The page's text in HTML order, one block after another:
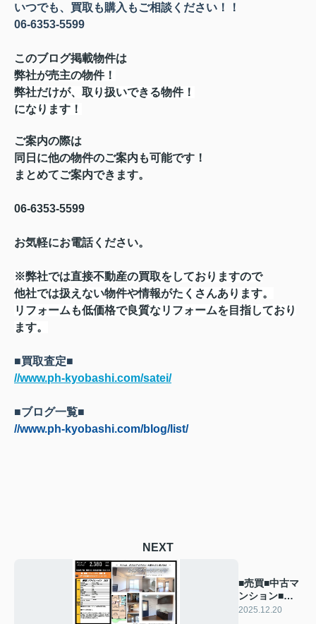
いつでも、買取も購入もご相談ください！！
06-6353-5599
このブログ掲載物件は
弊社が売主の物件！
弊社だけが、取り扱いできる物件！
になります！
ご案内の際は
同日に他の物件のご案内も可能です！
まとめてご案内できます。
06-6353-5599
お気軽にお電話ください。
※弊社では直接不動産の買取をしておりますので
他社では扱えない物件や情報がたくさんあります。
リフォームも低価格で良質なリフォームを目指しており
ます。
■買取査定■
//www.ph-kyobashi.com/satei/
■ブログ一覧■
//www.ph-kyobashi.com/blog/list/
NEXT
■売買■中古マ
ンション■御
影プライムハ
2025.12.20